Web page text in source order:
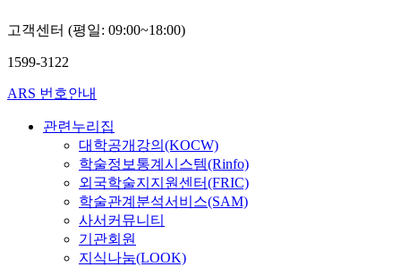
고객센터 (평일: 09:00~18:00)
1599-3122
ARS 번호안내
관련누리집
대학공개강의(KOCW)
학술정보통계시스템(Rinfo)
외국학술지지원센터(FRIC)
학술관계분석서비스(SAM)
사서커뮤니티
기관회원
지식나눔(LOOK)